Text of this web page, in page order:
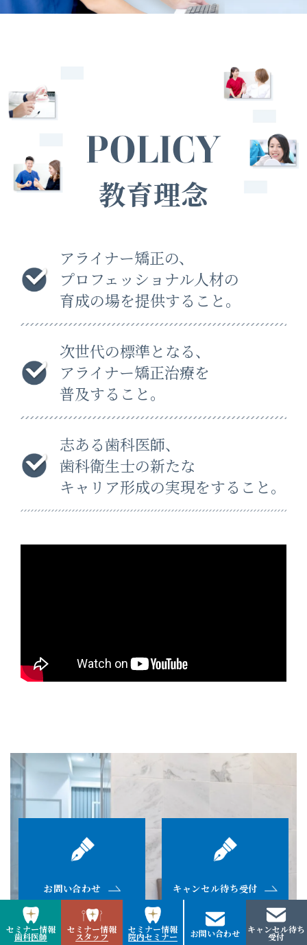
POLICY
教育理念
アライナー矯正の、
プロフェッショナル人材の
育成の場を提供すること。
次世代の標準となる、
アライナー矯正治療を
普及すること。
志ある歯科医師、
歯科衛生士の新たな
キャリア形成の実現をすること。
お問い合わせ キャンセル待ち受付
セミナー情報
歯科医師
セミナー情報
スタッフ
セミナー情報
院内セミナー お問い合わせ キャンセル待ち
受付